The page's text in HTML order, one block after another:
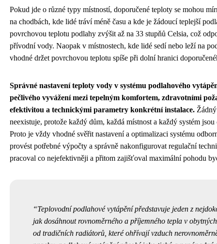
Pokud jde o různé typy místností, doporučené teploty se mohou
na chodbách, kde lidé tráví méně času a kde je žádoucí teplejší
povrchovou teplotu podlahy zvýšit až na 33 stupňů Celsia, což
přívodní vody. Naopak v místnostech, kde lidé sedí nebo leží na
vhodné držet povrchovou teplotu spíše při dolní hranici
Správné nastavení teploty vody v systému podlahového
pečlivého vyvážení mezi tepelným komfortem, zdravotními
efektivitou a technickými parametry konkrétní instalace.
neexistuje, protože každý dům, každá místnost a každý systém
Proto je vždy vhodné svěřit nastavení a optimalizaci systému
provést potřebné výpočty a správně nakonfigurovat regulační
pracoval co nejefektivněji a přitom zajišťoval maximální pohodu
Teplovodní podlahové vytápění představuje jeden z
jak dosáhnout rovnoměrného a příjemného tepla v
od tradičních radiátorů, které ohřívají vzduch